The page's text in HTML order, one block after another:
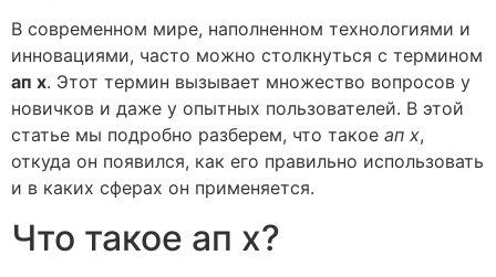
В современном мире, наполненном технологиями и
инновациями, часто можно столкнуться с термином
ап х. Этот термин вызывает множество вопросов у
новичков и даже у опытных пользователей. В этой
статье мы подробно разберем, что такое ап х,
откуда он появился, как его правильно использовать
и в каких сферах он применяется.
Что такое ап х?